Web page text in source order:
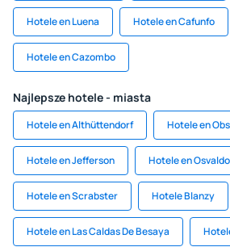
Hotele en Luena Hotele en Cafunfo
Hotele en Cazombo
Najlepsze hotele - miasta
Hotele en Althüttendorf Hotele en
Hotele en Jefferson Hotele en
Hotele en Scrabster Hotele Blanzy
Hotele en Las Caldas De Besaya